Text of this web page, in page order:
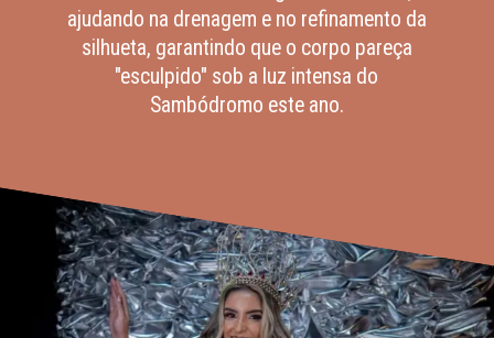
ajudando na drenagem e no refinamento da
silhueta, garantindo que o corpo pareça
"esculpido" sob a luz intensa do
Sambódromo este ano.